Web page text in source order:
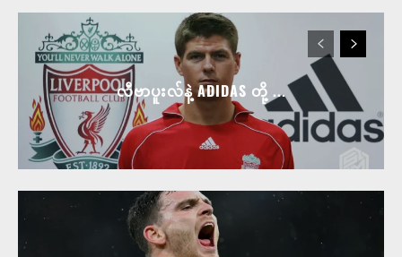
လီဗာပူးလ်နဲ့ ADIDAS တို့ ...